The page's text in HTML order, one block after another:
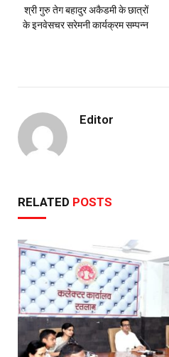
श्री गुरु तेग बहादुर अकैडमी के छात्रों
के इनवेसचर सरेमनी कार्यक्रम सम्पन्न
Editor
RELATED POSTS